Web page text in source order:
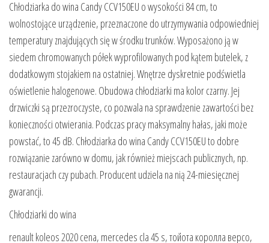
Chłodziarka do wina Candy CCV150EU o wysokości 84 cm, to
wolnostojące urządzenie, przeznaczone do utrzymywania odpowiedniej
temperatury znajdujących się w środku trunków. Wyposażono ją w
siedem chromowanych półek wyprofilowanych pod kątem butelek, z
dodatkowym stojakiem na ostatniej. Wnętrze dyskretnie podświetla
oświetlenie halogenowe. Obudowa chłodziarki ma kolor czarny. Jej
drzwiczki są przezroczyste, co pozwala na sprawdzenie zawartości bez
konieczności otwierania. Podczas pracy maksymalny hałas, jaki może
powstać, to 45 dB. Chłodziarka do wina Candy CCV150EU to dobre
rozwiązanie zarówno w domu, jak również miejscach publicznych, np.
restauracjach czy pubach. Producent udziela na nią 24-miesięcznej
gwarancji.
Chłodziarki do wina
renault koleos 2020 cena, mercedes cla 45 s, тойота королла версо,